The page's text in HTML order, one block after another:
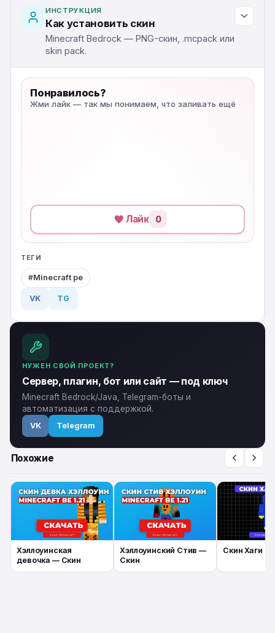
ИНСТРУКЦИЯ
Как установить скин
Minecraft Bedrock — PNG-скин, .mcpack или
skin pack.
Понравилось?
Жми лайк — так мы понимаем, что заливать ещё
Лайк 0
ТЕГИ
Minecraft pe
VK TG
НУЖЕН СВОЙ ПРОЕКТ?
Сервер, плагин, бот или сайт — под ключ
Minecraft Bedrock/Java, Telegram-боты и
автоматизация с поддержкой.
VK Telegram
Похожие
Хэллоуинская
девочка — Скин
Хэллоуинский Стив —
Скин
Скин Хаги